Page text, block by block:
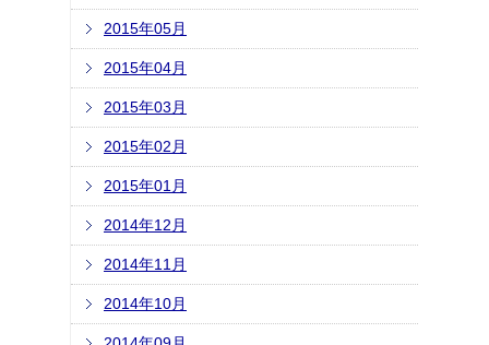
2015年05月
2015年04月
2015年03月
2015年02月
2015年01月
2014年12月
2014年11月
2014年10月